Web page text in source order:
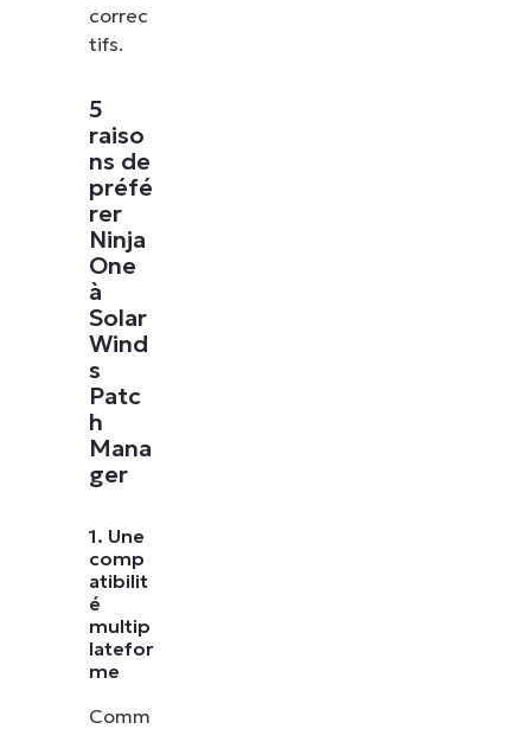
correc
tifs.
5
raiso
ns de
préfé
rer
Ninja
One
à
Solar
Wind
s
Patc
h
Mana
ger
1. Une
comp
atibilit
é
multip
latefor
me
Comm